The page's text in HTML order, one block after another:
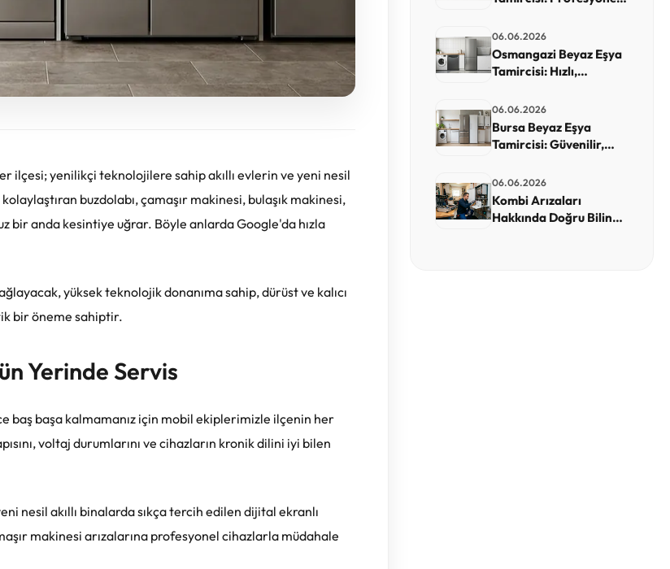
ilçesi; yenilikçi teknolojilere sahip akıllı evlerin ve yeni nesil
buzdolabı, çamaşır makinesi, bulaşık makinesi,
bir anda kesintiye uğrar. Böyle anlarda Google'da hızla
yüksek teknolojik donanıma sahip, dürüst ve kalıcı
bir öneme sahiptir.
Yerinde Servis
baş başa kalmamanız için mobil ekiplerimizle ilçenin her
voltaj durumlarını ve cihazların kronik dilini iyi bilen
nesil akıllı binalarda sıkça tercih edilen dijital ekranlı
makinesi arızalarına profesyonel cihazlarla müdahale
Servis
06.06.2026
Osmangazi Beyaz Eşya
Tamircisi: Hızlı,
Teknik Servis
06.06.2026
Bursa Beyaz Eşya
Tamircisi: Güvenilir,
Seçim Rehberi
06.06.2026
Kombi Arızaları
Hakkında Doğru Bilinen